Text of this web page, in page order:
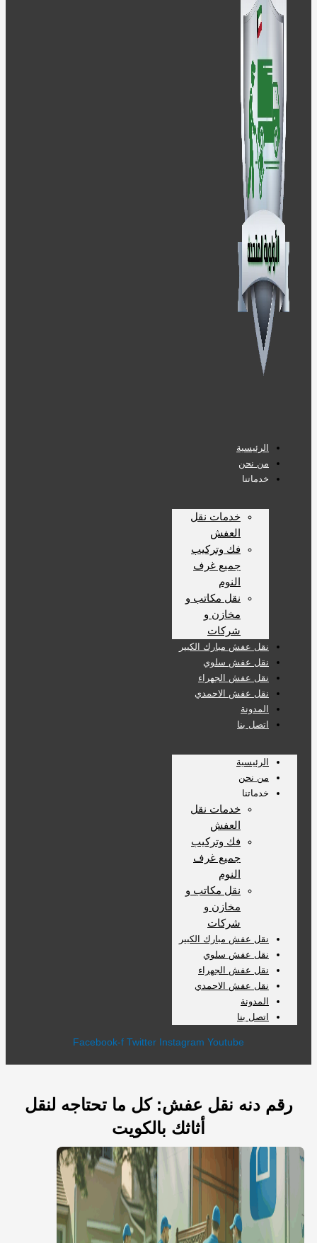
الرئيسية
من نحن
خدماتنا
خدمات نقل
العفش
فك وتركيب
جميع غرف
النوم
نقل مكاتب و
مخازن و
شركات
نقل عفش مبارك الكبير
نقل عفش سلوي
نقل عفش الجهراء
نقل عفش الاحمدي
المدونة
اتصل بنا
الرئيسية
من نحن
خدماتنا
خدمات نقل
العفش
فك وتركيب
جميع غرف
النوم
نقل مكاتب و
مخازن و
شركات
نقل عفش مبارك الكبير
نقل عفش سلوي
نقل عفش الجهراء
نقل عفش الاحمدي
المدونة
اتصل بنا
Facebook-f Twitter Instagram Youtube
رقم دنه نقل عفش: كل ما تحتاجه لنقل
أثاثك بالكويت